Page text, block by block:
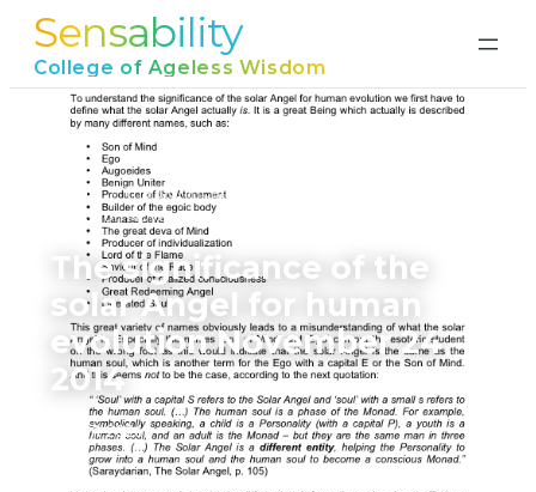
naarSensability
College of Ageless Wisdom
Home › The significance of the solar Angel for human
evolution November 24 2014
The significance of the
solar Angel for human
evolution November 24
2014
juni 17, 2026